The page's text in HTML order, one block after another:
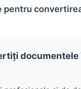
documentele